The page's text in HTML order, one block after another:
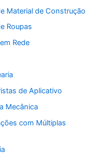
Material de Construção
Roupas
Rede
de Aplicativo
Mecânica
com Múltiplas